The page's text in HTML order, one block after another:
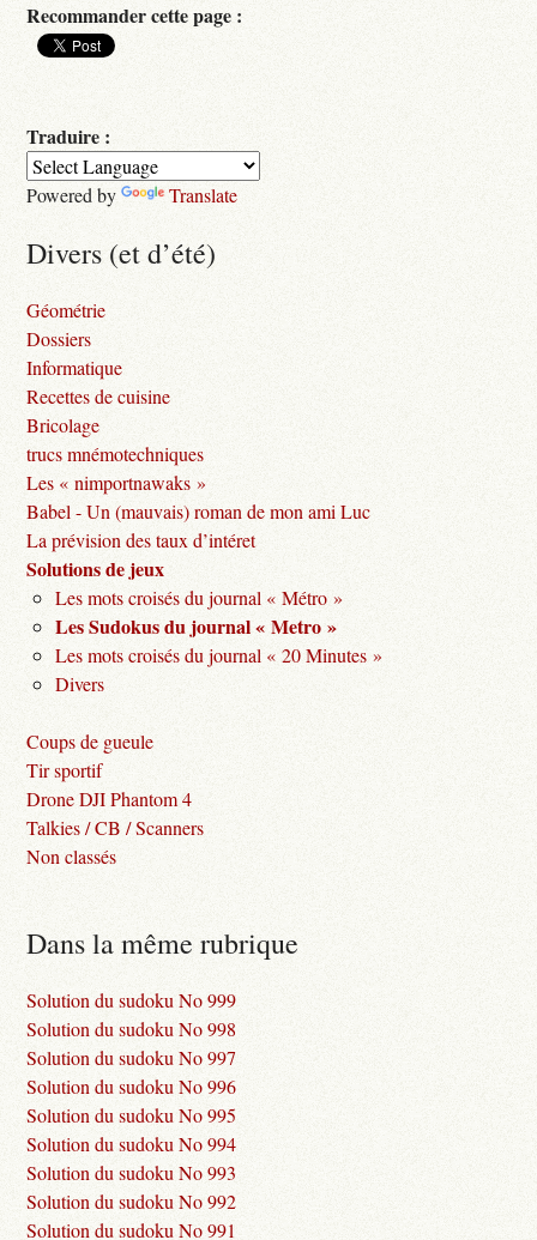
Recommander cette page :
Traduire :
Powered by Translate
Divers (et d’été)
Géométrie
Dossiers
Informatique
Recettes de cuisine
Bricolage
trucs mnémotechniques
Les « nimportnawaks »
Babel - Un (mauvais) roman de mon ami Luc
La prévision des taux d’intéret
Solutions de jeux
Les mots croisés du journal « Métro »
Les Sudokus du journal « Metro »
Les mots croisés du journal « 20 Minutes »
Divers
Coups de gueule
Tir sportif
Drone DJI Phantom 4
Talkies / CB / Scanners
Non classés
Dans la même rubrique
Solution du sudoku No 999
Solution du sudoku No 998
Solution du sudoku No 997
Solution du sudoku No 996
Solution du sudoku No 995
Solution du sudoku No 994
Solution du sudoku No 993
Solution du sudoku No 992
Solution du sudoku No 991